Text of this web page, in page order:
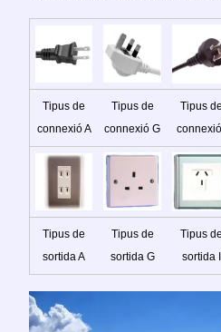
Tipus de
connexió A
Tipus de
connexió G
Tipus de
Tipus de
sortida A
Tipus de
sortida G
Tipus de
sortida I